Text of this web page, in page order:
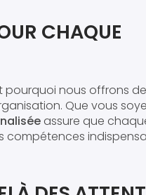
CHAQUE
nous offrons
Que vous
assure que
compétences